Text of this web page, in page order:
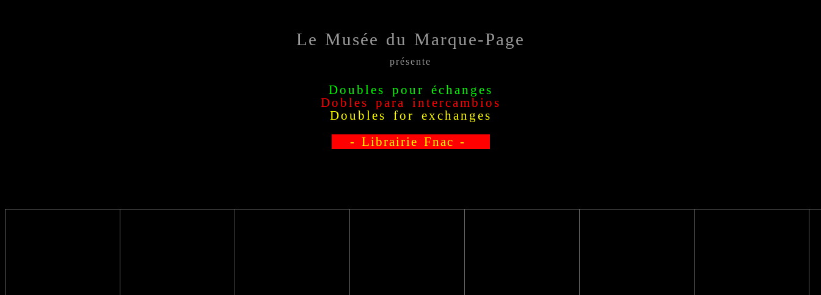
Le Musée du Marque-Page
présente
Doubles pour échanges
Dobles para intercambios
Doubles for exchanges
- Librairie Fnac -